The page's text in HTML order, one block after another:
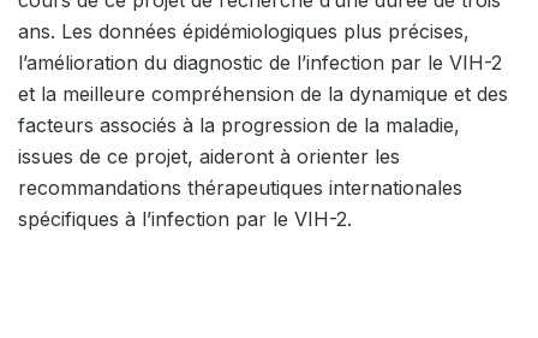
ans. Les données épidémiologiques plus précises,
l’amélioration du diagnostic de l’infection par le VIH-2
et la meilleure compréhension de la dynamique et des
facteurs associés à la progression de la maladie,
issues de ce projet, aideront à orienter les
recommandations thérapeutiques internationales
spécifiques à l’infection par le VIH-2.